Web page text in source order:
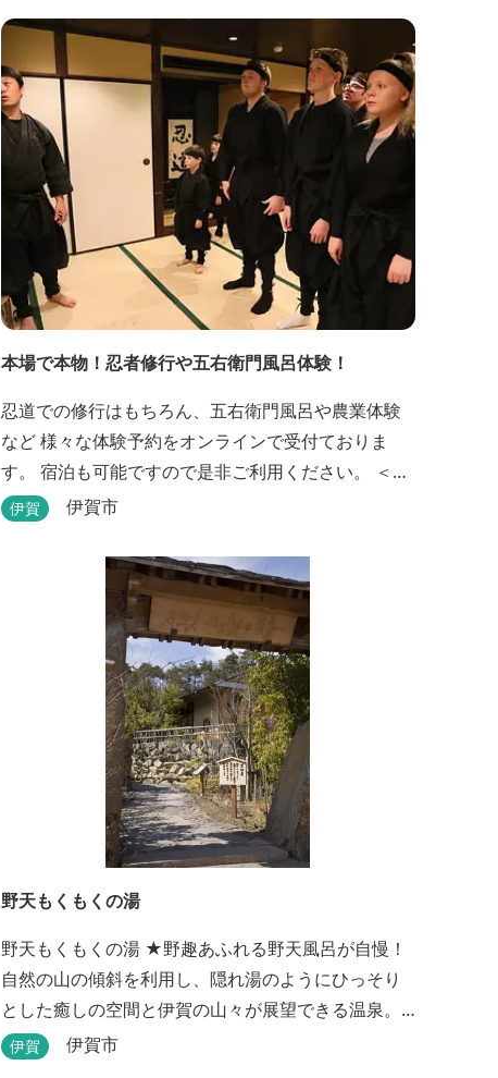
ンフォメーションセンター」や伊賀の逸品を取り揃
えた「伊賀百貨 Souvenir Shop」も併殺されていま
す。
本場で本物！忍者修行や五右衛門風呂体験！
忍道での修行はもちろん、五右衛門風呂や農業体験
など 様々な体験予約をオンラインで受付ておりま
す。 宿泊も可能ですので是非ご利用ください。 ＜体
験プログラム＞ ①石川五右衛門を知り楽しもう！
礎体力づくり！農業体験！ ④忍者の里山散策と忍者
修行を楽しもう！（山中で忍道修行）
伊賀 伊賀市
野天もくもくの湯
野天もくもくの湯 ★野趣あふれる野天風呂が自慢！
自然の山の傾斜を利用し、隠れ湯のようにひっそり
とした癒しの空間と伊賀の山々が展望できる温泉。
温泉浴を楽しみながら森林浴も楽しめます。一枚岩
伊賀 伊賀市